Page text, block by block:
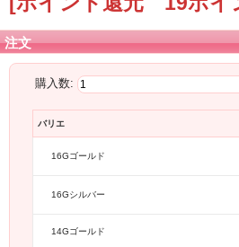
注文
購入数:
バリエ
16Gゴールド
16Gシルバー
14Gゴールド